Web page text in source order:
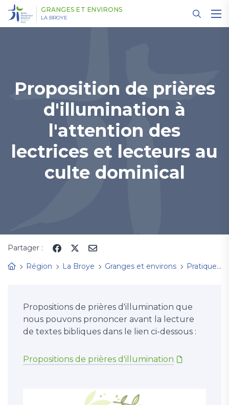
GRANGES ET ENVIRONS
LA BROYE
Proposition de prières
d'illumination à
l'attention des
lectrices et lecteurs au
culte dominical
Partager :
Région
La Broye Granges et environs Pratique
Propositions de prières d'illumination que
nous pouvons prononcer avant la lecture
de textes bibliques dans le lien ci-dessous :
Propositions de prières d'illumination
Panneau de gestion des cookies